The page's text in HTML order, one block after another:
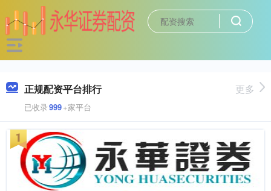
正规配资平台排行
已收录999+家平台
更多